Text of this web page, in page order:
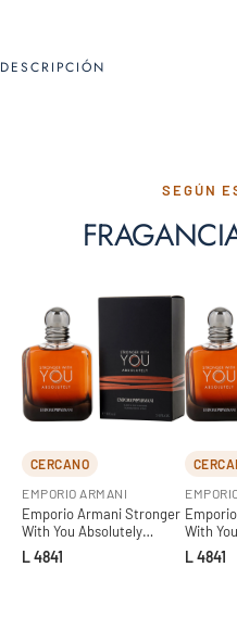
DESCRIPCIÓN
SEGÚN
CERCANO
EMPORIO ARMANI
Emporio Armani Stronger
With You Absolutely
Parfum (M) / 100 ml UL
L 4841
With
Parfum
L 4841